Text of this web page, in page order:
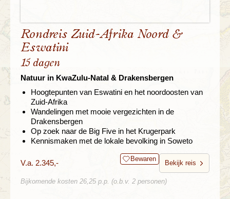
Rondreis Zuid-Afrika Noord &
Eswatini
15 dagen
Natuur in KwaZulu-Natal & Drakensbergen
Hoogtepunten van Eswatini en het noordoosten van
Zuid-Afrika
Wandelingen met mooie vergezichten in de
Drakensbergen
Op zoek naar de Big Five in het Krugerpark
Kennismaken met de lokale bevolking in Soweto
V.a. 2.345,- Bewaren
Bekijk reis
Bijkomende kosten 26,25 p.p. (o.b.v. 2 personen)